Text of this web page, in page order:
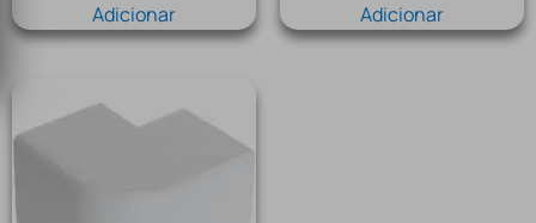
Adicionar Adicionar